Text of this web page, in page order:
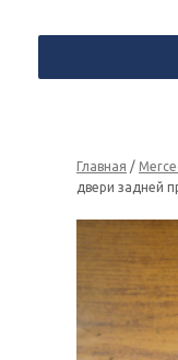
Главная /
двери задней